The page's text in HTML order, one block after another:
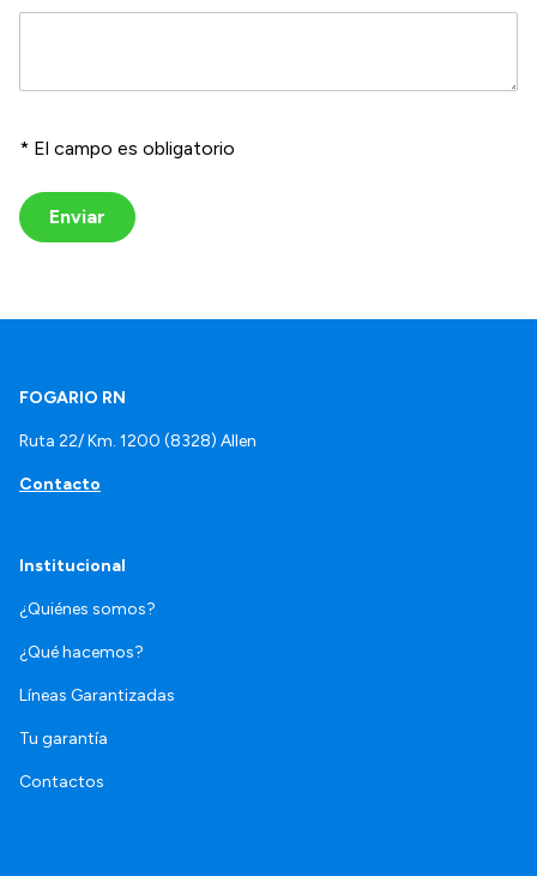
* El campo es obligatorio
Enviar
FOGARIO RN
Ruta 22/ Km. 1200 (8328) Allen
Contacto
Institucional
¿Quiénes somos?
¿Qué hacemos?
Líneas Garantizadas
Tu garantía
Contactos